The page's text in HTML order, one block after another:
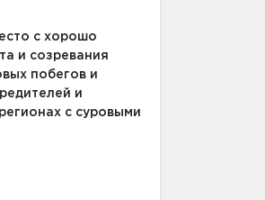
с хорошо
и созревания
побегов и
и
с суровыми